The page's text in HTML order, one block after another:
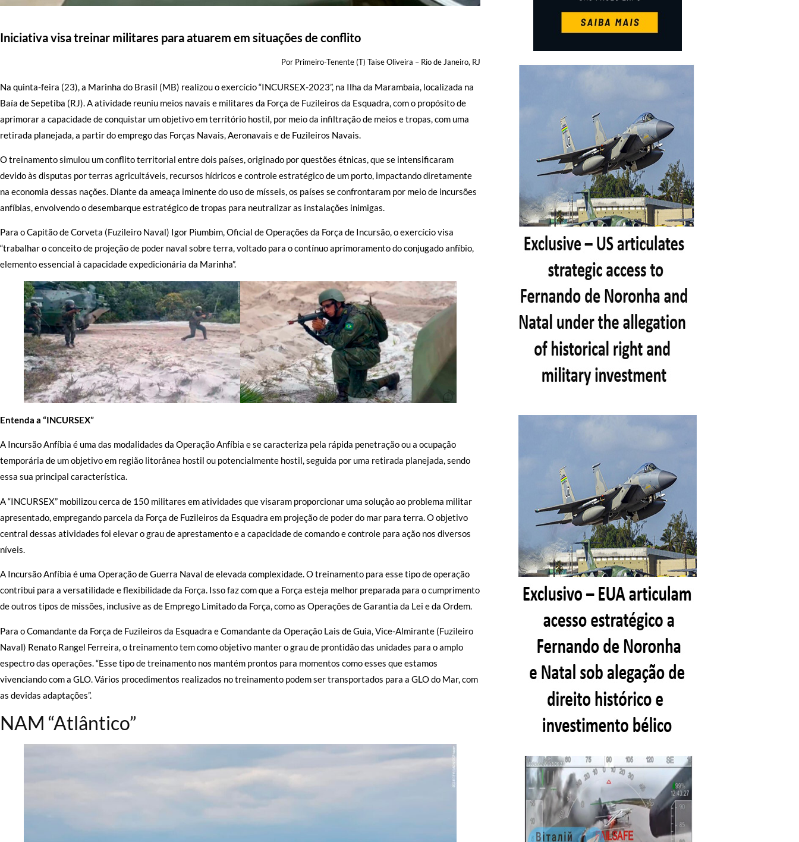
Iniciativa visa treinar militares para atuarem em situações de conflito
Por Primeiro-Tenente (T) Taise Oliveira – Rio de Janeiro, RJ
Na quinta-feira (23), a Marinha do Brasil (MB) realizou o exercício “INCURSEX-2023”, na Ilha da Marambaia, localizada na
Baía de Sepetiba (RJ). A atividade reuniu meios navais e militares da Força de Fuzileiros da Esquadra, com o propósito de
aprimorar a capacidade de conquistar um objetivo em território hostil, por meio da infiltração de meios e tropas, com uma
retirada planejada, a partir do emprego das Forças Navais, Aeronavais e de Fuzileiros Navais.
O treinamento simulou um conflito territorial entre dois países, originado por questões étnicas, que se intensificaram
devido às disputas por terras agricultáveis, recursos hídricos e controle estratégico de um porto, impactando diretamente
na economia dessas nações. Diante da ameaça iminente do uso de mísseis, os países se confrontaram por meio de incursões
anfíbias, envolvendo o desembarque estratégico de tropas para neutralizar as instalações inimigas.
Para o Capitão de Corveta (Fuzileiro Naval) Igor Piumbim, Oficial de Operações da Força de Incursão, o exercício visa
“trabalhar o conceito de projeção de poder naval sobre terra, voltado para o contínuo aprimoramento do conjugado anfíbio,
elemento essencial à capacidade expedicionária da Marinha”.
Entenda a “INCURSEX”
A Incursão Anfíbia é uma das modalidades da Operação Anfíbia e se caracteriza pela rápida penetração ou a ocupação
temporária de um objetivo em região litorânea hostil ou potencialmente hostil, seguida por uma retirada planejada, sendo
essa sua principal característica.
A “INCURSEX” mobilizou cerca de 150 militares em atividades que visaram proporcionar uma solução ao problema militar
apresentado, empregando parcela da Força de Fuzileiros da Esquadra em projeção de poder do mar para terra. O objetivo
central dessas atividades foi elevar o grau de aprestamento e a capacidade de comando e controle para ação nos diversos
níveis.
A Incursão Anfíbia é uma Operação de Guerra Naval de elevada complexidade. O treinamento para esse tipo de operação
contribui para a versatilidade e flexibilidade da Força. Isso faz com que a Força esteja melhor preparada para o cumprimento
de outros tipos de missões, inclusive as de Emprego Limitado da Força, como as Operações de Garantia da Lei e da Ordem.
Para o Comandante da Força de Fuzileiros da Esquadra e Comandante da Operação Lais de Guia, Vice-Almirante (Fuzileiro
Naval) Renato Rangel Ferreira, o treinamento tem como objetivo manter o grau de prontidão das unidades para o amplo
espectro das operações. “Esse tipo de treinamento nos mantém prontos para momentos como esses que estamos
vivenciando com a GLO. Vários procedimentos realizados no treinamento podem ser transportados para a GLO do Mar, com
as devidas adaptações”.
NAM “Atlântico”